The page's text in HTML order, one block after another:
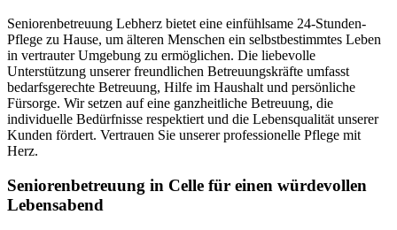
Seniorenbetreuung Lebherz bietet eine einfühlsame 24-Stunden-
Pflege zu Hause, um älteren Menschen ein selbstbestimmtes Leben
in vertrauter Umgebung zu ermöglichen. Die liebevolle
Unterstützung unserer freundlichen Betreuungskräfte umfasst
bedarfsgerechte Betreuung, Hilfe im Haushalt und persönliche
Fürsorge. Wir setzen auf eine ganzheitliche Betreuung, die
individuelle Bedürfnisse respektiert und die Lebensqualität unserer
Kunden fördert. Vertrauen Sie unserer professionelle Pflege mit
Herz.
Senioren­betreuung in Celle für einen würdevollen
Lebensabend